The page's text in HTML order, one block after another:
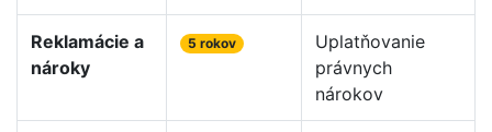
Reklamácie a
nároky
5 rokov
Uplatňovanie
právnych
nárokov